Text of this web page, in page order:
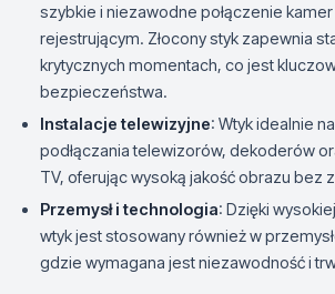
szybkie i niezawodne połączenie
rejestrującym. Złocony styk zapewnia
krytycznych momentach, co jest
bezpieczeństwa.
Instalacje telewizyjne: Wtyk idealnie
podłączania telewizorów, dekoderów
TV, oferując wysoką jakość obrazu bez
Przemysł i technologia: Dzięki
wtyk jest stosowany również w
gdzie wymagana jest niezawodność i